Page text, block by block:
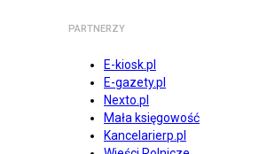
PARTNERZY
E-kiosk.pl
E-gazety.pl
Nexto.pl
Mała księgowość
Kancelarierp.pl